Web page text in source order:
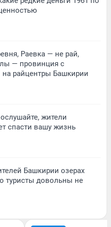
Раевка — не рай,
— провинция с
райцентры Башкирии
жители
спасти вашу жизнь
Башкирии озерах
туристы довольны не